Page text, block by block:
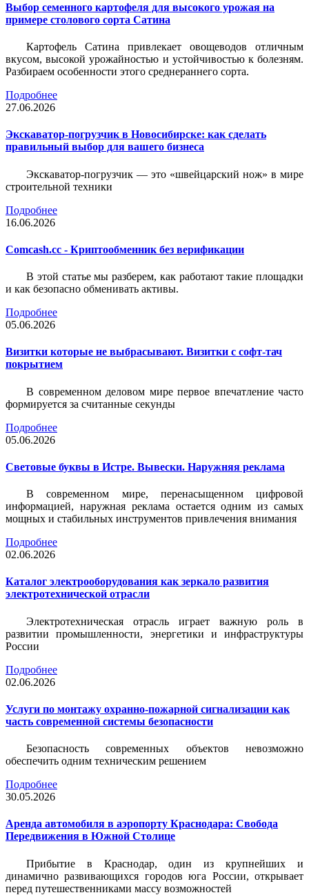
Выбор семенного картофеля для высокого урожая на
примере столового сорта Сатина
Картофель Сатина привлекает овощеводов отличным
вкусом, высокой урожайностью и устойчивостью к болезням.
Разбираем особенности этого среднераннего сорта.
Подробнее
27.06.2026
Экскаватор-погрузчик в Новосибирске: как сделать
правильный выбор для вашего бизнеса
Экскаватор-погрузчик — это «швейцарский нож» в мире
строительной техники
Подробнее
16.06.2026
Comcash.cc - Криптообменник без верификации
В этой статье мы разберем, как работают такие площадки
и как безопасно обменивать активы.
Подробнее
05.06.2026
Визитки которые не выбрасывают. Визитки с софт-тач
покрытием
В современном деловом мире первое впечатление часто
формируется за считанные секунды
Подробнее
05.06.2026
Световые буквы в Истре. Вывески. Наружняя реклама
В современном мире, перенасыщенном цифровой
информацией, наружная реклама остается одним из самых
мощных и стабильных инструментов привлечения внимания
Подробнее
02.06.2026
Каталог электрооборудования как зеркало развития
электротехнической отрасли
Электротехническая отрасль играет важную роль в
развитии промышленности, энергетики и инфраструктуры
России
Подробнее
02.06.2026
Услуги по монтажу охранно-пожарной сигнализации как
часть современной системы безопасности
Безопасность современных объектов невозможно
обеспечить одним техническим решением
Подробнее
30.05.2026
Аренда автомобиля в аэропорту Краснодара: Свобода
Передвижения в Южной Столице
Прибытие в Краснодар, один из крупнейших и
динамично развивающихся городов юга России, открывает
перед путешественниками массу возможностей